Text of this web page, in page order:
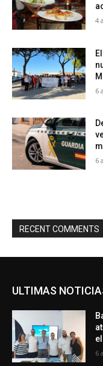
4
6
6
RECENT COMMENTS
ULTIMAS
6